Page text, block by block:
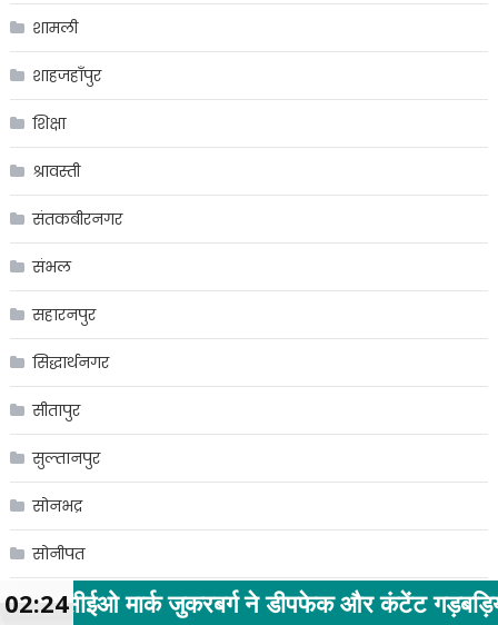
शामली
शाहजहाँपुर
शिक्षा
श्रावस्ती
संतकबीरनगर
संभल
सहारनपुर
सिद्धार्थनगर
सीतापुर
सुल्तानपुर
सोनभद्र
सोनीपत
स्पोर्ट्स
जुकरबर्ग ने डीपफेक और कंटेंट गड़बड़ियों पर सरकार
02:24